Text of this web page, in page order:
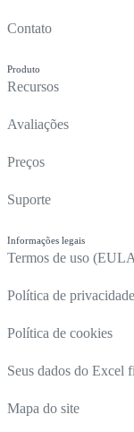
Contato
Produto
Recursos
Avaliações
Preços
Suporte
Informações legais
Termos de uso
Política de privacidade
Política de cookies
Seus dados do Excel
Mapa do site